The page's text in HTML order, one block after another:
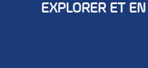
EXPLORER ET